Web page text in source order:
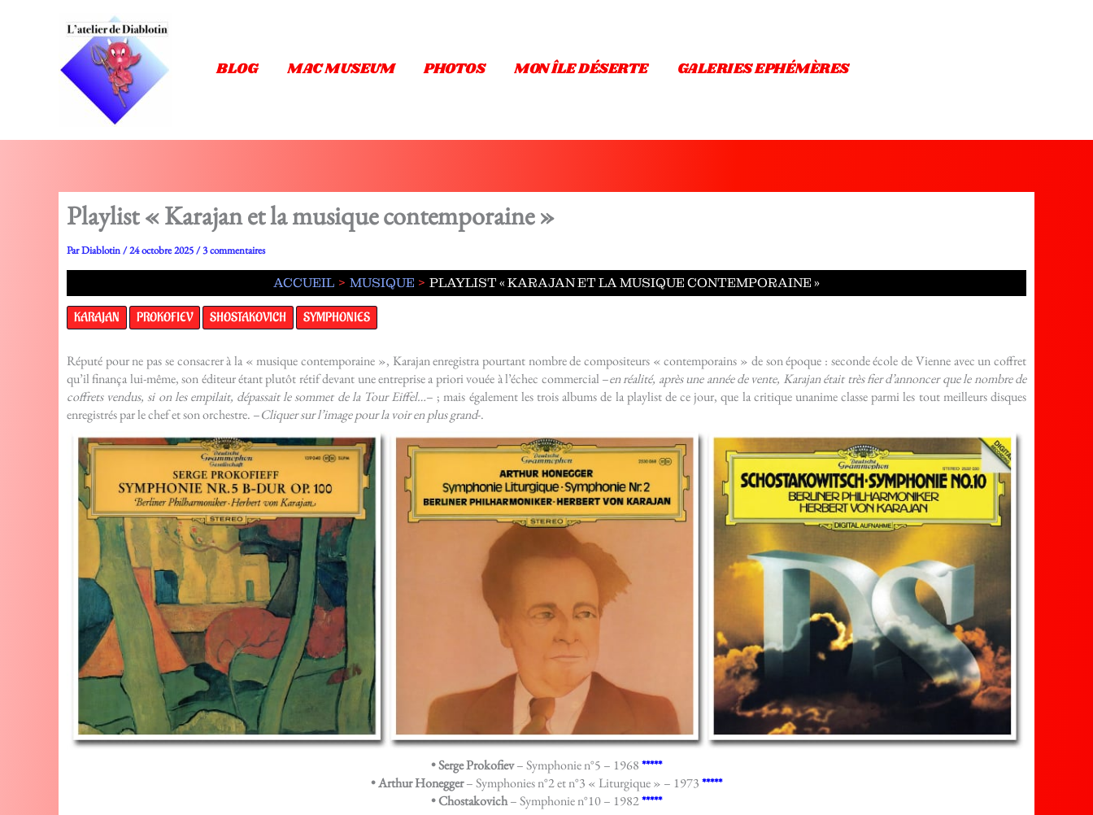
BLOG MAC MUSEUM PHOTOS MON ÎLE DÉSERTE GALERIES EPHÉMÈRES
Playlist « Karajan et la musique contemporaine »
ParDiablotin/24 octobre 2025/3 commentaires
ACCUEIL MUSIQUE PLAYLIST « KARAJAN ET LA MUSIQUE CONTEMPORAINE »
KARAJAN PROKOFIEV SHOSTAKOVICH SYMPHONIES
Réputé pour ne pas se consacrer à la « musique contemporaine », Karajan enregistra pourtant nombre de compositeurs « contemporains » de son époque : seconde école de Vienne avec un coffret
qu’il finança lui-même, son éditeur étant plutôt rétif devant une entreprise a priori vouée à l’échec commercial –en réalité, après une année de vente, Karajan était très fier d’annoncer que le nombre de
coffrets vendus, si on les empilait, dépassait le sommet de la Tour Eiffel…– ; mais également les trois albums de la playlist de ce jour, que la critique unanime classe parmi les tout meilleurs disques
enregistrés par le chef et son orchestre. –Cliquer sur l’image pour la voir en plus grand-.
• Serge Prokofiev– Symphonie n°5 – 1968*****
• Arthur Honegger– Symphonies n°2 et n°3 « Liturgique » – 1973*****
• Chostakovich– Symphonie n°10 – 1982*****